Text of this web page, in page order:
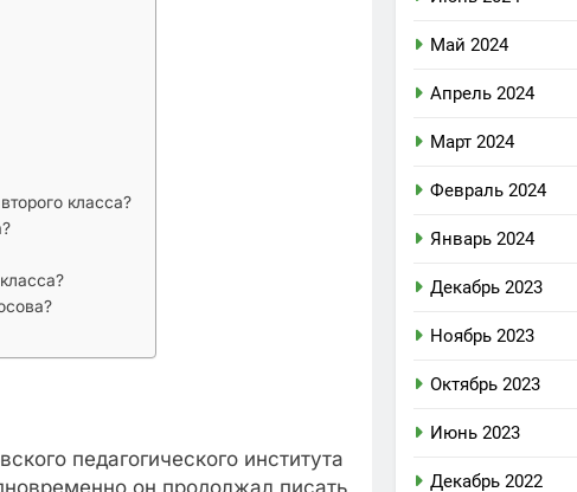
класса?
педагогического института
он продолжал писать
Май 2024
Апрель 2024
Март 2024
Февраль 2024
Январь 2024
Декабрь 2023
Ноябрь 2023
Октябрь 2023
Июнь 2023
Декабрь 2022